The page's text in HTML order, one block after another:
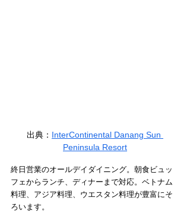
出典： InterContinental Danang Sun
Peninsula Resort
終日営業のオールデイダイニング。朝食ビュッ
フェからランチ、ディナーまで対応。ベトナム
料理、アジア料理、ウエスタン料理が豊富にそ
ろいます。